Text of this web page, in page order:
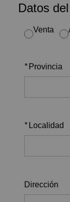
Datos
Venta
* Provincia
* Localidad
Dirección